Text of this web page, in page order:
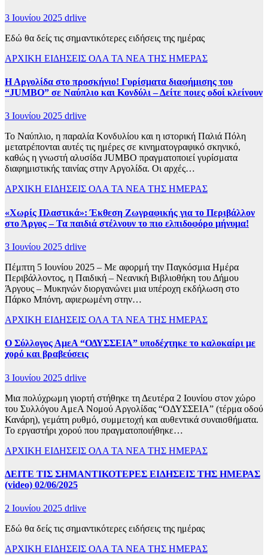
3 Ιουνίου 2025 drlive
Εδώ θα δείς τις σημαντικότερες ειδήσεις της ημέρας
ΑΡΧΙΚΗ ΕΙΔΗΣΕΙΣ ΟΛΑ ΤΑ ΝΕΑ ΤΗΣ ΗΜΕΡΑΣ
Η Αργολίδα στο προσκήνιο! Γυρίσματα διαφήμισης του
“JUMBO” σε Ναύπλιο και Κονδύλι – Δείτε ποιες οδοί κλείνουν
3 Ιουνίου 2025 drlive
Το Ναύπλιο, η παραλία Κονδυλίου και η ιστορική Παλιά Πόλη
μετατρέπονται αυτές τις ημέρες σε κινηματογραφικό σκηνικό,
καθώς η γνωστή αλυσίδα JUMBO πραγματοποιεί γυρίσματα
διαφημιστικής ταινίας στην Αργολίδα. Οι αρχές…
ΑΡΧΙΚΗ ΕΙΔΗΣΕΙΣ ΟΛΑ ΤΑ ΝΕΑ ΤΗΣ ΗΜΕΡΑΣ
«Χωρίς Πλαστικά»: Έκθεση Ζωγραφικής για το Περιβάλλον
στο Άργος – Τα παιδιά στέλνουν το πιο ελπιδοφόρο μήνυμα!
3 Ιουνίου 2025 drlive
Πέμπτη 5 Ιουνίου 2025 – Με αφορμή την Παγκόσμια Ημέρα
Περιβάλλοντος, η Παιδική – Νεανική Βιβλιοθήκη του Δήμου
Άργους – Μυκηνών διοργανώνει μια υπέροχη εκδήλωση στο
Πάρκο Μπόνη, αφιερωμένη στην…
ΑΡΧΙΚΗ ΕΙΔΗΣΕΙΣ ΟΛΑ ΤΑ ΝΕΑ ΤΗΣ ΗΜΕΡΑΣ
Ο Σύλλογος ΑμεΑ “ΟΔΥΣΣΕΙΑ” υποδέχτηκε το καλοκαίρι με
χορό και βραβεύσεις
3 Ιουνίου 2025 drlive
Μια πολύχρωμη γιορτή στήθηκε τη Δευτέρα 2 Ιουνίου στον χώρο
του Συλλόγου ΑμεΑ Νομού Αργολίδας “ΟΔΥΣΣΕΙΑ” (τέρμα οδού
Κανάρη), γεμάτη ρυθμό, συμμετοχή και αυθεντικά συναισθήματα.
Το εργαστήρι χορού που πραγματοποιήθηκε…
ΑΡΧΙΚΗ ΕΙΔΗΣΕΙΣ ΟΛΑ ΤΑ ΝΕΑ ΤΗΣ ΗΜΕΡΑΣ
ΔΕΙΤΕ ΤΙΣ ΣΗΜΑΝΤΙΚΟΤΕΡΕΣ ΕΙΔΗΣΕΙΣ ΤΗΣ ΗΜΕΡΑΣ
(video) 02/06/2025
2 Ιουνίου 2025 drlive
Εδώ θα δείς τις σημαντικότερες ειδήσεις της ημέρας
ΑΡΧΙΚΗ ΕΙΔΗΣΕΙΣ ΟΛΑ ΤΑ ΝΕΑ ΤΗΣ ΗΜΕΡΑΣ